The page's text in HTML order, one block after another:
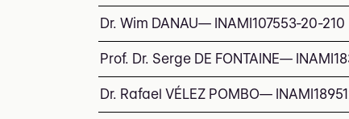
Dr. Wim DANAU— INAMI 107553-20-210
Prof. Dr. Serge DE FONTAINE— INAMI
Dr. Rafael VÉLEZ POMBO— INAMI